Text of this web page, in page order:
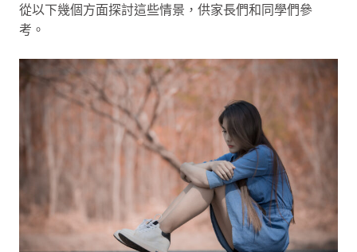
從以下幾個方面探討這些情景，供家長們和同學們參
考。